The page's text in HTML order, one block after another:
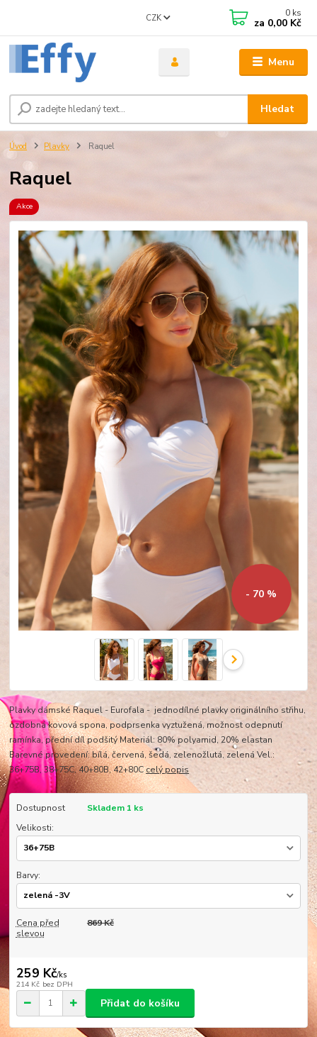
Menu
CZK
Hledat
0 ks
za 0,00 Kč
Úvod Plavky Raquel
Raquel
Akce
- 70 %
Plavky dámské Raquel - Eurofala - jednodílné plavky originálního střihu,
ozdobná kovová spona, podprsenka vyztužená, možnost odepnutí
ramínka, přední díl podšitý Materiál: 80% polyamid, 20% elastan
Barevné provedení: bílá, červená, šedá, zelenožlutá, zelená Vel.:
36+75B, 38+75C, 40+80B, 42+80Ccelý popis
Dostupnost
Skladem 1 ks
Velikosti:
Barvy:
Cena před
slevou
869 Kč
259 Kč/ks
214 Kč bez DPH
Přidat do košíku